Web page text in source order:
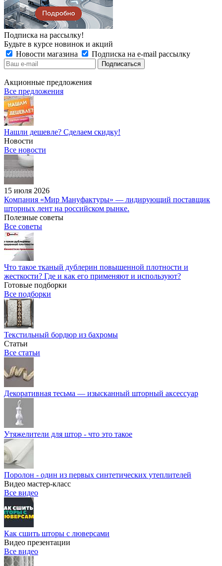
Подписка на рассылку!
Будьте в курсе новинок и акций
Новости магазина
Подписка на e-mail рассылку
Акционные предложения
Все предложения
Нашли дешевле? Сделаем скидку!
Новости
Все новости
15 июля 2026
Компания «Мир Мануфактуры» — лидирующий поставщик
шторных лент на российском рынке.
Полезные советы
Все советы
Что такое тканый дублерин повышенной плотности и
жесткости? Где и как его применяют и используют?
Готовые подборки
Все подборки
Текстильный бордюр из бахромы
Статьи
Все статьи
Декоративная тесьма — изысканный шторный аксессуар
Утяжелители для штор - что это такое
Поролон - один из первых синтетических утеплителей
Видео мастер-класс
Все видео
Как сшить шторы с люверсами
Видео презентации
Все видео